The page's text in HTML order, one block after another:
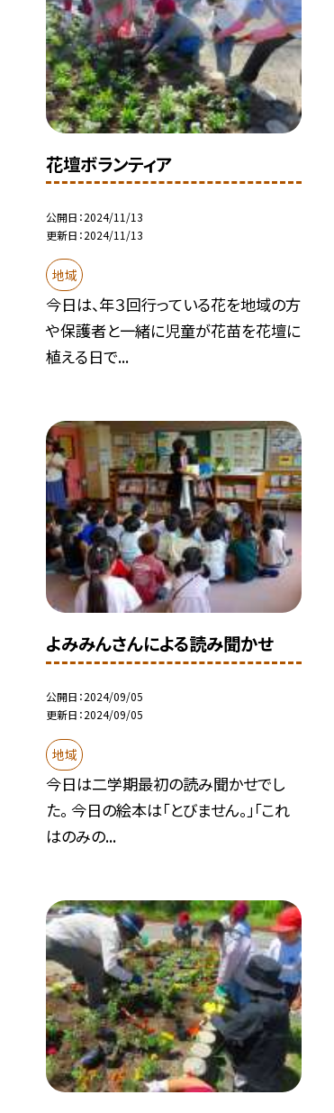
花壇ボランティア
公開日 2024/11/13
更新日 2024/11/13
地域
今日は、年３回行っている花を地域の方
や保護者と一緒に児童が花苗を花壇に
植える日で...
よみみんさんによる読み聞かせ
公開日 2024/09/05
更新日 2024/09/05
地域
今日は二学期最初の読み聞かせでし
た。 今日の絵本は「とびません。」「これ
はのみの...